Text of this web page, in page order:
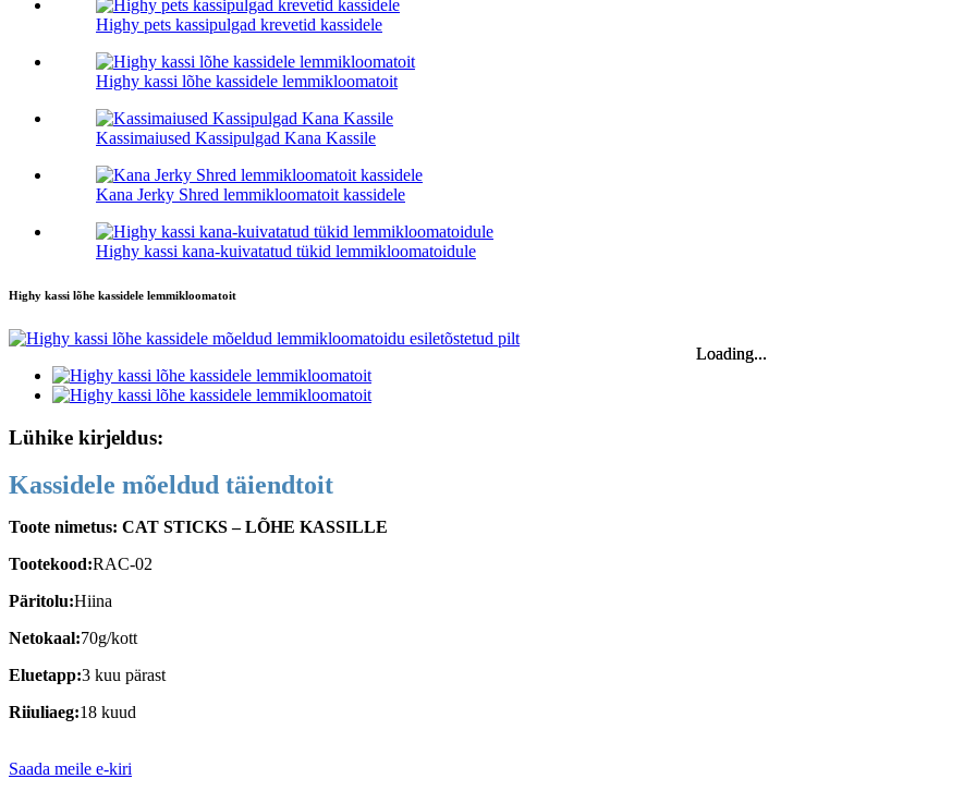
Highy pets kassipulgad krevetid kassidele
Highy kassi lõhe kassidele lemmikloomatoit
Kassimaiused Kassipulgad Kana Kassile
Kana Jerky Shred lemmikloomatoit kassidele
Highy kassi kana-kuivatatud tükid lemmikloomatoidule
Highy kassi lõhe kassidele lemmikloomatoit
Loading...
Loading...
Lühike kirjeldus:
Kassidele mõeldud täiendtoit
Toote nimetus: CAT STICKS – LÕHE KASSILLE
Tootekood:RAC-02
Päritolu:Hiina
Netokaal:70g/kott
Eluetapp:3 kuu pärast
Riiuliaeg:18 kuud
Saada meile e-kiri